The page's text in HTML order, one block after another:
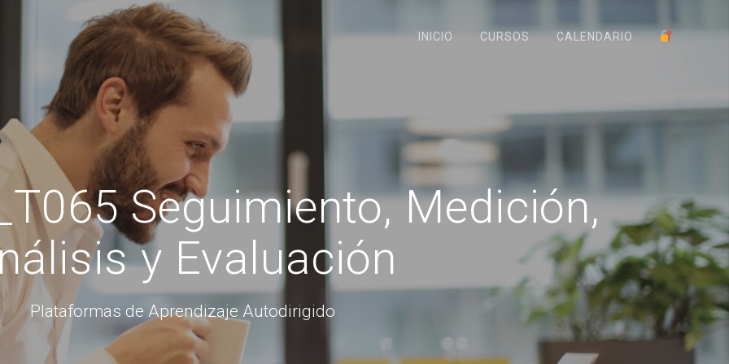
INICIO CURSOS CALENDARIO
Seguimiento, Medición,
y Evaluación
Plataformas de Aprendizaje Autodirigido